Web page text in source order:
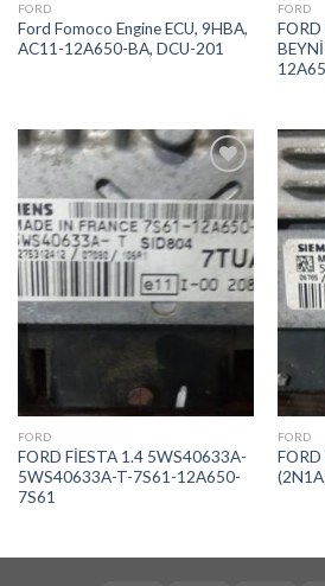
FORD
Ford Fomoco Engine ECU, 9HBA,
AC11-12A650-BA, DCU-201
FORD
FORD
İstek
Listeme
Ekle
FORD
FORD FİESTA 1.4 5WS40633A-
5WS40633A-T-7S61-12A650-
7S61
FORD
FORD